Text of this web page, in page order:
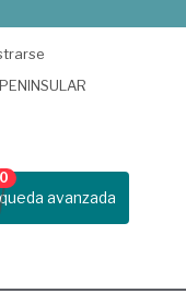
avanzada
0